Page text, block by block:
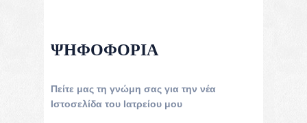
ΨΗΦΟΦΟΡΊΑ
Πείτε μας τη γνώμη σας για την νέα
Ιστοσελίδα του Ιατρείου μου